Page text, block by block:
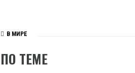
В МИРЕ
ПО ТЕМЕ